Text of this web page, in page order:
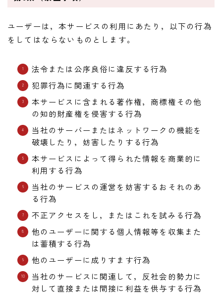
ユーザーは，本サービスの利用にあたり，以下の行為
をしてはならないものとします。
法令または公序良俗に違反する行為
犯罪行為に関連する行為
本サービスに含まれる著作権，商標権その他
の知的財産権を侵害する行為
当社のサーバーまたはネットワークの機能を
破壊したり，妨害したりする行為
本サービスによって得られた情報を商業的に
利用する行為
当社のサービスの運営を妨害するおそれのあ
る行為
不正アクセスをし，またはこれを試みる行為
他のユーザーに関する個人情報等を収集また
は蓄積する行為
他のユーザーに成りすます行為
当社のサービスに関連して，反社会的勢力に
対して直接または間接に利益を供与する行為